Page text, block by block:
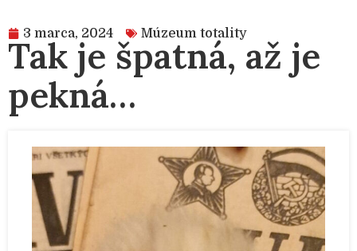
3 marca, 2024 Múzeum totality
Tak je špatná, až je
pekná…